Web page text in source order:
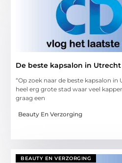
De beste kapsalon in Utrecht
“Op zoek naar de beste kapsalon in
heel erg grote stad waar veel
graag een
Beauty En Verzorging
BEAUTY EN VERZORGING